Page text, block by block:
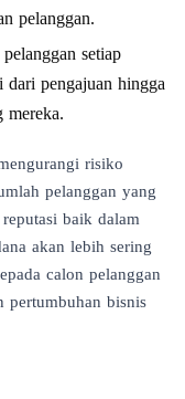
pelanggan.
setiap
dari pengajuan hingga
mereka.
risiko
pelanggan yang
baik dalam
akan lebih sering
calon pelanggan
pertumbuhan bisnis